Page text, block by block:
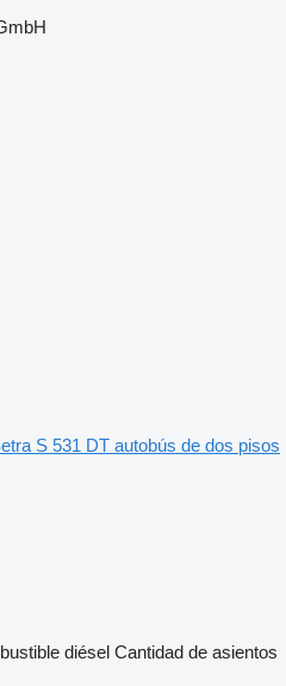
S 531 DT autobús de dos pisos
diésel Cantidad de asientos